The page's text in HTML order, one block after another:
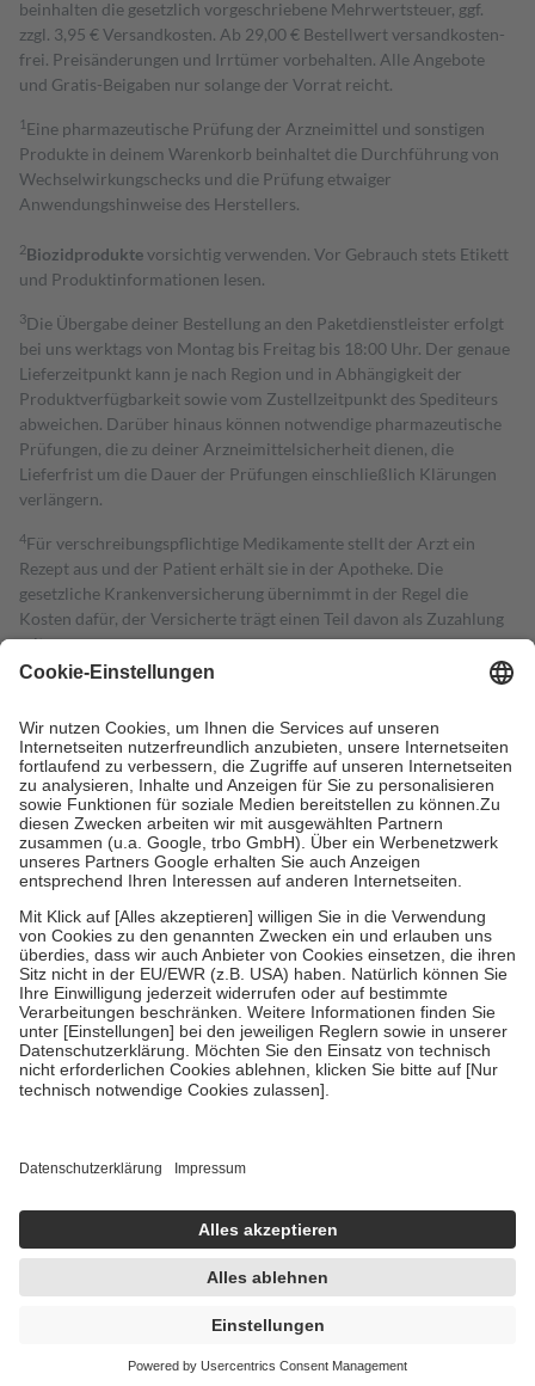
beinhalten die gesetzlich vorgeschriebene Mehrwertsteuer, ggf.
zzgl. 3,95 € Versandkosten. Ab 29,00 € Bestell­wert versand­kosten­
frei. Preisänderungen und Irrtümer vorbehalten. Alle Angebote
und Gratis-Beigaben nur solange der Vorrat reicht.
1 Eine pharmazeutische Prüfung der Arzneimittel und sonstigen
Produkte in deinem Warenkorb beinhaltet die Durchführung von
Wechselwirkungschecks und die Prüfung etwaiger
Anwendungshinweise des Herstellers.
2Biozidproduktevorsichtig verwenden. Vor Gebrauch stets Etikett
und Produktinformationen lesen.
3Die Übergabe deiner Bestellung an den Paketdienstleister erfolgt
bei uns werktags von Montag bis Freitag bis 18:00 Uhr. Der genaue
Lieferzeitpunkt kann je nach Region und in Abhängigkeit der
Produktverfügbarkeit sowie vom Zustellzeitpunkt des Spediteurs
abweichen. Darüber hinaus können notwendige pharmazeutische
Prüfungen, die zu deiner Arzneimittelsicherheit dienen, die
Lieferfrist um die Dauer der Prüfungen einschließlich Klärungen
verlängern.
4Für verschreibungspflichtige Medikamente stellt der Arzt ein
Rezept aus und der Patient erhält sie in der Apotheke. Die
gesetzliche Krankenversicherung übernimmt in der Regel die
Kosten dafür, der Versicherte trägt einen Teil davon als Zuzahlung
mit.
Grundsätzlich leisten Mitglieder Zuzahlungen in Höhe von zehn
höchstens zehn Euro.
Es sind jedoch nie mehr als die tatsächlichen
Kosten der Leistung zu entrichten.
Diese Regeln gelten grundsätzlich auch für Online-Apotheken.
Bei Heilmitteln und häuslicher Krankenpflege beträgt die
Zuzahlung zehn Prozent der Kosten sowie zehn Euro je
Verordnung.
Um das Engagement der Versicherten für ihre eigene Gesundheit zu
stärken und die besondere Stellung der Familie zu unterstützen,
fallenkeine Zuzahlungenan bei:
• Kindern und Jugendlichen bis zum vollendeten 18. Lebensjahr
mit Ausnahme der Fahrkosten
• Untersuchungen zur Vorsorge und Früherkennung, die von der
GKV getragen werden
• empfohlenen Schutzimpfungen
• Harn- und Blutteststreifen
getroffen, um sicherzustellen, dass es sich um echte Bewertungen
https://help.etrusted.com/hc/de/articles/4419944605341
Einige Bilder und Inhalte wurden unter Zuhilfenahme künstlicher